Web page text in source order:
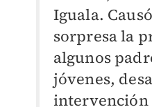
Iguala.
sorpresa la
algunos
jóvenes,
intervención